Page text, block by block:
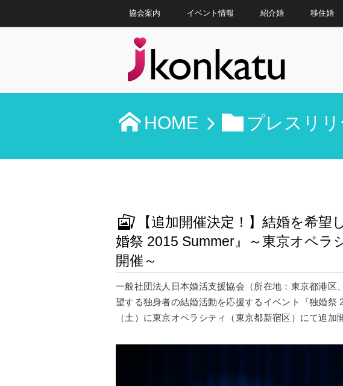
協会案内 イベント情報 紹介婚 移住婚
HOME プレスリリ
【追加開催決定！】結婚を希望
婚祭 2015 Summer』～東京オペラ
開催～
一般社団法人日本婚活支援協会（所在地：東京都港区
望する独身者の結婚活動を応援するイベント『独婚祭
（土）に東京オペラシティ（東京都新宿区）にて追加